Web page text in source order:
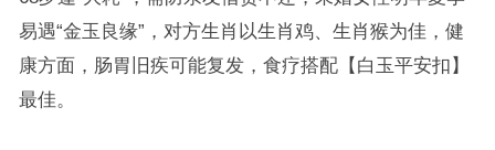
易遇“金玉良缘”，对方生肖以生肖鸡、生肖猴为佳，健
康方面，肠胃旧疾可能复发，食疗搭配【白玉平安扣】
最佳。